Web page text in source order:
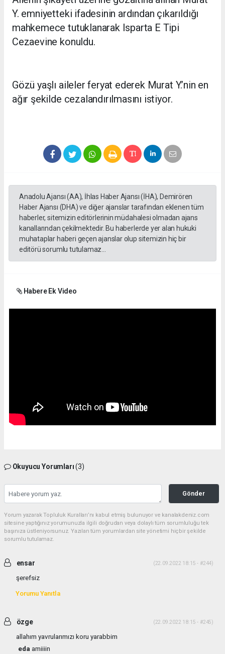
Y. emniyetteki ifadesinin ardından çıkarıldığı
mahkemece tutuklanarak Isparta E Tipi
Cezaevine konuldu.
Gözü yaşlı aileler feryat ederek Murat Y.’nin en
ağır şekilde cezalandırılmasını istiyor.
Anadolu Ajansı (AA), İhlas Haber Ajansı (İHA), Demirören
Haber Ajansı (DHA) ve diğer ajanslar tarafından eklenen tüm
haberler, sitemizin editörlerinin müdahalesi olmadan ajans
kanallarından çekilmektedir. Bu haberlerde yer alan hukuki
muhataplar haberi geçen ajanslar olup sitemizin hiç bir
editörü sorumlu tutulamaz...
Habere Ek Video
Okuyucu Yorumları(3)
Gönder
Yorum yazarak Topluluk Kuralları’nı kabul etmiş bulunuyor ve kanalakdeniz.com
sitesine yaptığınız yorumunuzla ilgili doğrudan veya dolaylı tüm sorumluluğu tek
başınıza üstleniyorsunuz. Yazılan tüm yorumlardan site yönetimi hiçbir şekilde
sorumlu tutulamaz.
ensar (22.09.2022 18:15 - #244)
şerefsiz
Yorumu Yanıtla
özge (22.09.2022 18:15 - #245)
allahım yavrularımızı koru yarabbim
eda amiiiin